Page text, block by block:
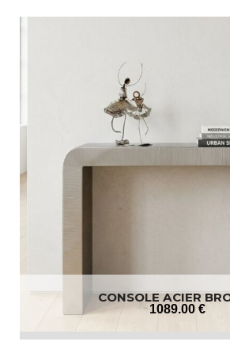
CONSOLE ACIER
1089.00 €